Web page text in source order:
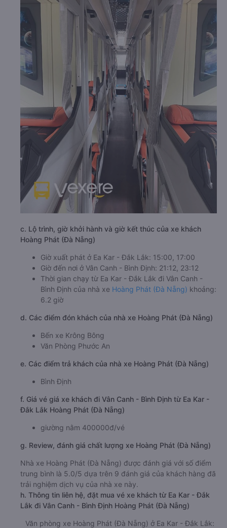
c. Lộ trình, giờ khởi hành và giờ kết thúc của xe khách
Hoàng Phát (Đà Nẵng)
Giờ xuất phát ở Ea Kar - Đắk Lắk: 15:00, 17:00
Giờ đến nơi ở Vân Canh - Bình Định: 21:12, 23:12
Thời gian chạy từ Ea Kar - Đắk Lắk đi Vân Canh -
Bình Định của nhà xe Hoàng Phát (Đà Nẵng) khoảng:
6.2 giờ
d. Các điểm đón khách của nhà xe Hoàng Phát (Đà Nẵng)
Bến xe Krông Bông
Văn Phòng Phước An
e. Các điểm trả khách của nhà xe Hoàng Phát (Đà Nẵng)
Bình Định
f. Giá vé giá xe khách đi Vân Canh - Bình Định từ Ea Kar -
Đắk Lắk Hoàng Phát (Đà Nẵng)
giường nằm 400000đ/vé
g. Review, đánh giá chất lượng xe Hoàng Phát (Đà Nẵng)
Nhà xe Hoàng Phát (Đà Nẵng) được đánh giá với số điểm
trung bình là 5.0/5 dựa trên 9 đánh giá của khách hàng đã
trải nghiệm dịch vụ của nhà xe này.
h. Thông tin liên hệ, đặt mua vé xe khách từ Ea Kar - Đắk
Lắk đi Vân Canh - Bình Định Hoàng Phát (Đà Nẵng)
Văn phòng xe Hoàng Phát (Đà Nẵng) ở Ea Kar - Đắk Lắk: